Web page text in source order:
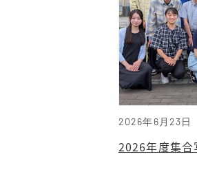
2026年6月23日
2026年度集合